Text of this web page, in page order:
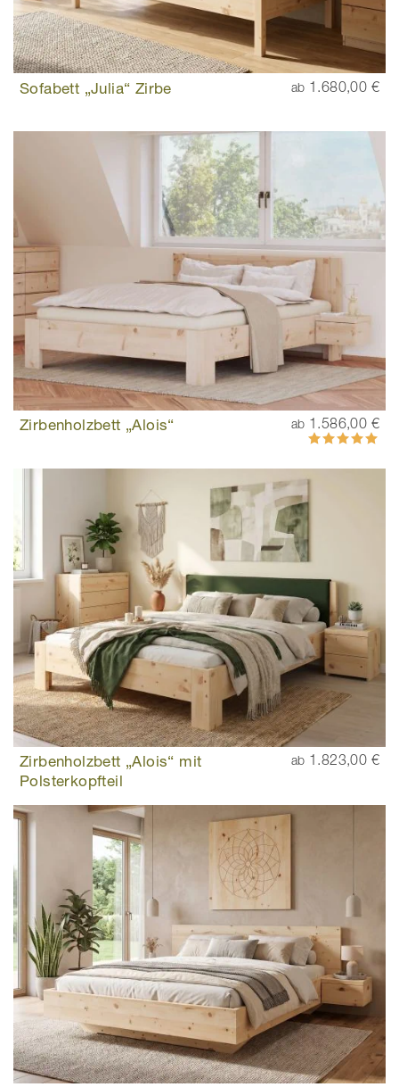
Sofabett „Julia“ Zirbe ab 1.680,00 €
Zirbenholzbett „Alois“ ab 1.586,00 €
Bewertung:
100%
Zirbenholzbett „Alois“ mit
Polsterkopfteil
ab 1.823,00 €